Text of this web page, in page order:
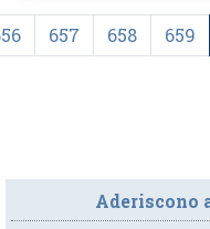
657 658 659
Aderiscono